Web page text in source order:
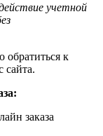
учетной
обратиться к
сайта.
заказа